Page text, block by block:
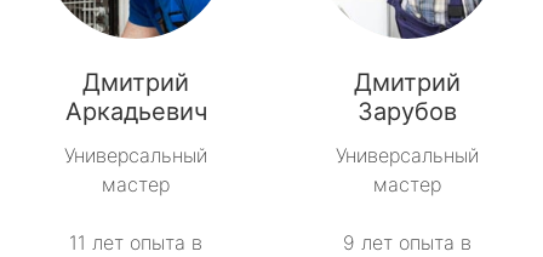
Дмитрий
Аркадьевич
Универсальный
мастер
11 лет опыта в
Дмитрий
Зарубов
Универсальный
мастер
9 лет опыта в